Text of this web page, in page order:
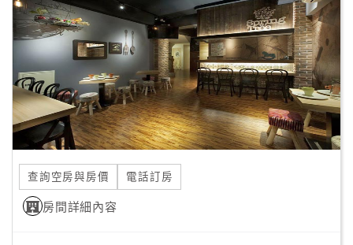
查詢空房與房價 電話訂房
房間詳細內容